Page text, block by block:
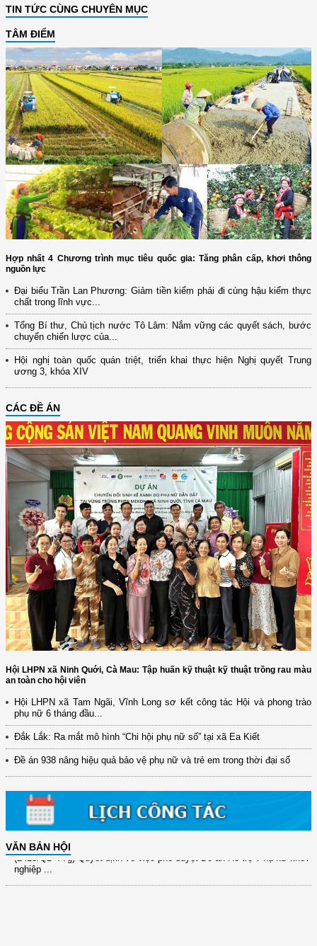
TIN TỨC CÙNG CHUYÊN MỤC
TÂM ĐIỂM
Hợp nhất 4 Chương trình mục tiêu quốc gia: Tăng phân cấp, khơi thông
nguồn lực
Đại biểu Trần Lan Phương: Giảm tiền kiểm phải đi cùng hậu kiểm thực
chất trong lĩnh vực...
Tổng Bí thư, Chủ tịch nước Tô Lâm: Nắm vững các quyết sách, bước
chuyển chiến lược của...
Hội nghị toàn quốc quán triệt, triển khai thực hiện Nghị quyết Trung
ương 3, khóa XIV
CÁC ĐỀ ÁN
Hội LHPN xã Ninh Quới, Cà Mau: Tập huấn kỹ thuật kỹ thuật trồng rau màu
an toàn cho hội viên
Hội LHPN xã Tam Ngãi, Vĩnh Long sơ kết công tác Hội và phong trào
phụ nữ 6 tháng đầu...
Đắk Lắk: Ra mắt mô hình “Chi hội phụ nữ số” tại xã Ea Kiết
Đề án 938 nâng hiệu quả bảo vệ phụ nữ và trẻ em trong thời đại số
VĂN BẢN HỘI
(12/TB-HĐKH) V/v đăng ký, đề xuất nhiệm vụ Khoa học, công nghệ và
đổi mới ...
(898/KH/ĐCT) Kế hoạch thực hiện Quyết định số 2415/QĐ-TTg ngày
31/10/2025 ...
xây dựng ...
(891/KH-ĐCT) Kế hoạch thực hiện Nghị quyết số 72-NQ/TW ngày
9/9/2025 của Bộ ...
(2415/QĐ-TTg) Quyết định về việc phê duyệt Đề án Hỗ trợ Phụ nữ khởi
nghiệp ...